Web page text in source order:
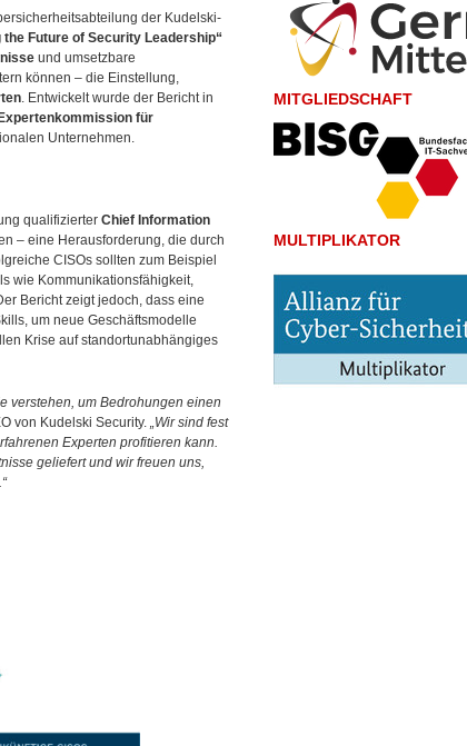
der Kudelski-
the Future of Security Leadership“
und umsetzbare
können – die Einstellung,
. Entwickelt wurde der Bericht in
Expertenkommission für
Unternehmen.
qualifizierter Chief Information
– eine Herausforderung, die durch
CISOs sollten zum Beispiel
wie Kommunikationsfähigkeit,
Bericht zeigt jedoch, dass eine
um neue Geschäftsmodelle
Krise auf standortunabhängiges
verstehen, um Bedrohungen einen
von Kudelski Security. „Wir sind fest
Experten profitieren kann.
geliefert und wir freuen uns,
MITGLIEDSCHAFT
MULTIPLIKATOR